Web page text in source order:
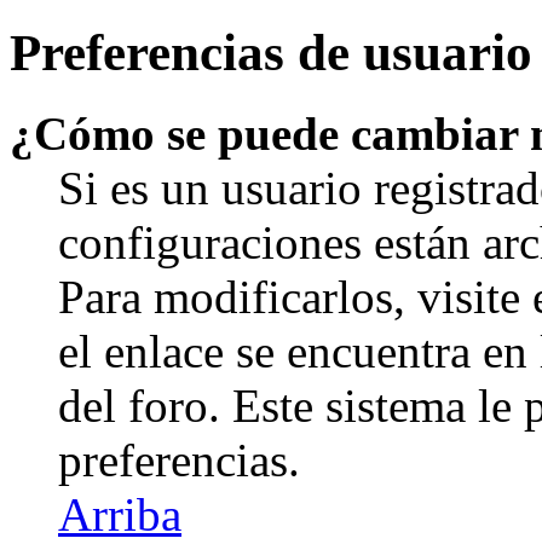
Preferencias de
¿Cómo se puede
Si es un usuario
configuraciones están
Para modificarlos, visite
el enlace se encuentra
del foro. Este sistema le
preferencias.
Arriba